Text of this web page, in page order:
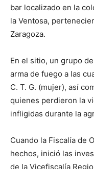
bar localizado en la
la Ventosa,
Zaragoza.
En el sitio, un grupo
arma de fuego a las
C. T. G. (mujer), así
quienes perdieron la
infligidas durante la
Cuando la Fiscalía de
hechos, inició las
de la Vicefiscalía